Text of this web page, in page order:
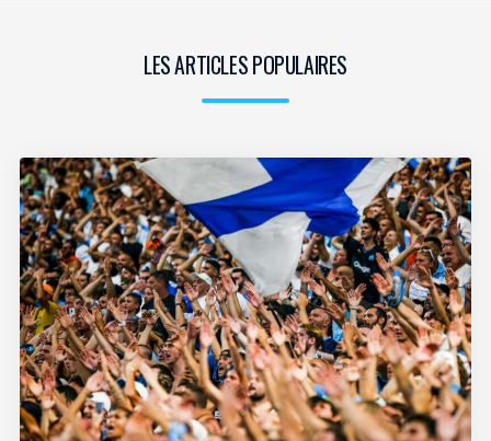
LES ARTICLES POPULAIRES